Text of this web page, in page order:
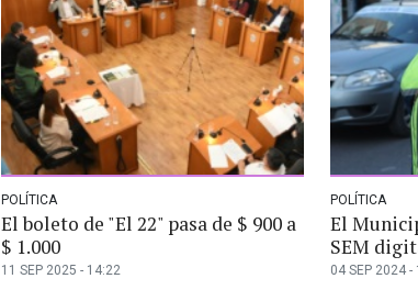
POLÍTICA
El boleto de "El 22" pasa de $ 900 a
$ 1.000
11 SEP 2025 - 14:22
POLÍTICA
El
SEM
04 SEP 2024 -